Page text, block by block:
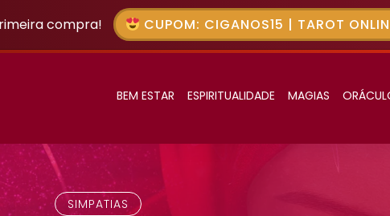
compra! CUPOM: CIGANOS15 | TAROT
BEM ESTAR ESPIRITUALIDADE MAGIAS
SIMPATIAS